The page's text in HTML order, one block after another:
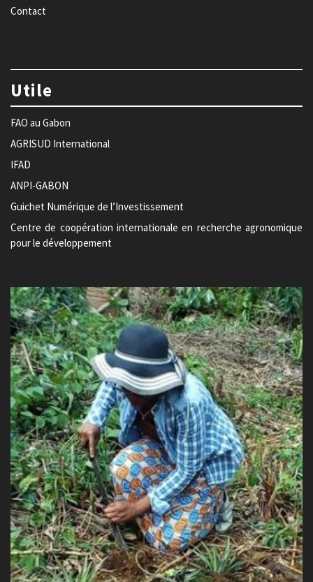
Contact
Utile
FAO au Gabon
AGRISUD International
IFAD
ANPI-GABON
Guichet Numérique de l’Investissement
Centre de coopération internationale en recherche agronomique
pour le développement